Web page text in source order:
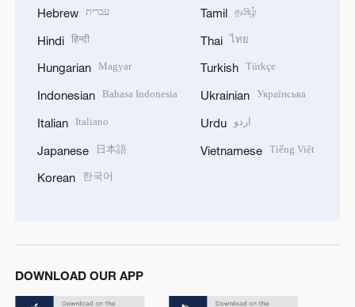
Hebrew עברית
Hindi हिन्दी
Hungarian Magyar
Indonesian Bahasa Indonesia
Italian Italiano
Japanese 日本語
Korean 한국어
Tamil தமிழ்
Thai ไทย
Turkish Türkçe
Ukrainian Українська
Urdu اردو
Vietnamese Tiếng Việt
DOWNLOAD OUR APP